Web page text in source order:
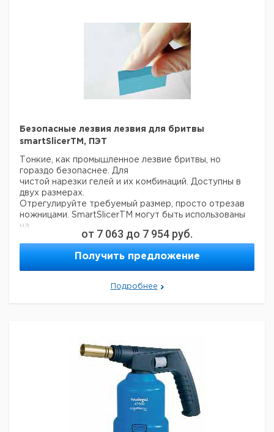
Безопасные лезвия лезвия для бритвы
smartSlicerTM, ПЭТ
Тонкие, как промышленное лезвие бритвы, но
гораздо безопаснее. Для
чистой нарезки гелей и их комбинаций. Доступны в
двух размерах.
Отрегулируйте требуемый размер, просто отрезав
ножницами. SmartSlicerTM могут быть использованы
на
чувствительных поверхностях, не царапая их.
Ширина Высота
мм
Толщина
мм
Кол- Кат.
Прошу обратить внимание на то, что минимальный
заказ в нашей компании составляет 300 евро с ндс.
от 7 063 до 7 954 руб.
Получить предложение
Подробнее